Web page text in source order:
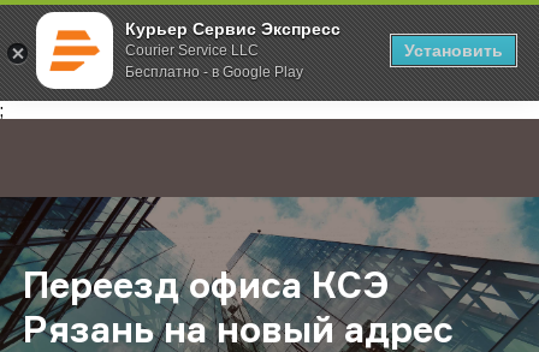
Курьер Сервис Экспресс
Courier Service LLC
Бесплатно - в Google Play
Установить
;
Главная О компании Новости Переезд офиса КСЭ Рязань на
Переезд офиса КСЭ
Рязань на новый адрес